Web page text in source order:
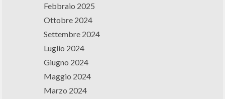
Febbraio 2025
Ottobre 2024
Settembre 2024
Luglio 2024
Giugno 2024
Maggio 2024
Marzo 2024